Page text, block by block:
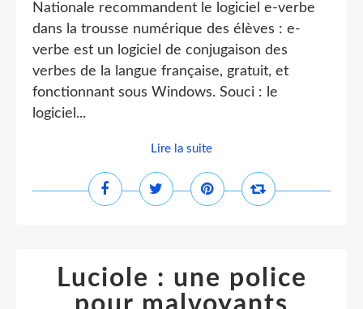
Nationale recommandent le logiciel e-verbe
dans la trousse numérique des élèves : e-
verbe est un logiciel de conjugaison des
verbes de la langue française, gratuit, et
fonctionnant sous Windows. Souci : le
logiciel...
Lire la suite
Luciole : une police